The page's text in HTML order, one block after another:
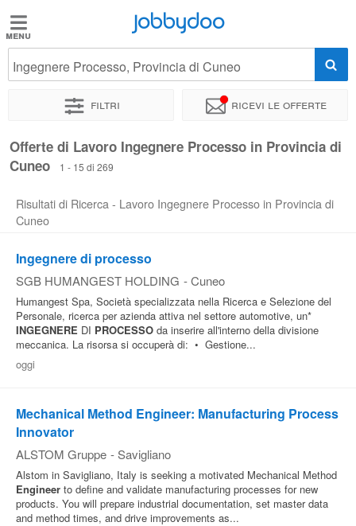
Jobbydoo
Offerte
Stipendi
Elenco
Blog
Area
Aziende
Jobbydoo
Ingegnere Processo, Provincia di Cuneo
Filtri Ricevi le offerte
Offerte di Lavoro Ingegnere Processo in Provincia di
Cuneo
1 - 15 di 269
Risultati di Ricerca - Lavoro Ingegnere Processo in Provincia di
Cuneo
Ingegnere di processo
SGB HUMANGEST HOLDING - Cuneo
Humangest Spa, Società specializzata nella Ricerca e Selezione del
Personale, ricerca per azienda attiva nel settore automotive, un*
INGEGNERE DI PROCESSO da inserire all'interno della divisione
meccanica. La risorsa si occuperà di: • Gestione...
oggi
Mechanical Method Engineer: Manufacturing Process
Innovator
ALSTOM Gruppe - Savigliano
Alstom in Savigliano, Italy is seeking a motivated Mechanical Method
Engineer to define and validate manufacturing processes for new
products. You will prepare industrial documentation, set master data
and method times, and drive improvements as...